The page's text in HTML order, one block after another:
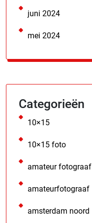
juni 2024
mei 2024
Categorieën
10×15
10×15 foto
amateur fotograaf
amateurfotograaf
amsterdam noord